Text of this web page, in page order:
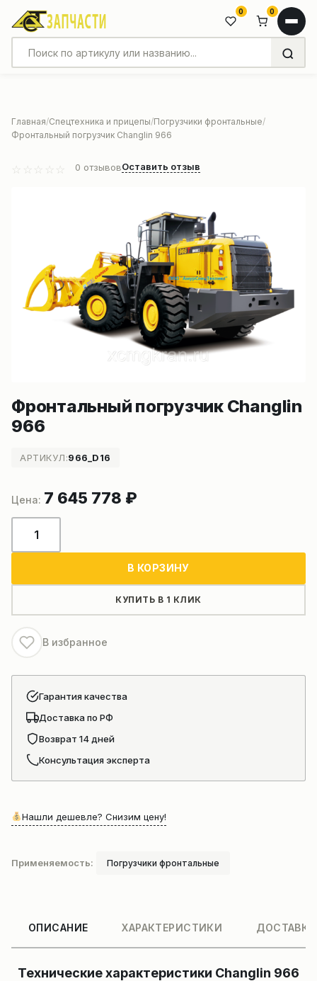
0 0
Главная Спецтехника и прицепы Погрузчики фронтальные
Фронтальный погрузчик Changlin 966
0 отзывовОставить отзыв
Фронтальный погрузчик Changlin
966
АРТИКУЛ:966_D16
7 645 778 ₽
товара
966
В КОРЗИНУ
КУПИТЬ В 1 КЛИК
В избранное
Гарантия качества
Доставка по РФ
Возврат 14 дней
Консультация эксперта
Нашли дешевле? Снизим цену!
Применяемость: Погрузчики фронтальные
ОПИСАНИЕ ХАРАКТЕРИСТИКИ
Технические характеристики Changlin 966